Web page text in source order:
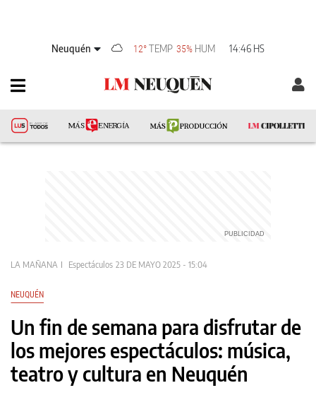
Neuquén 12°TEMP 35% HUM 14:46 HS
LA MAÑANA Espectáculos 23 DE MAYO 2025 - 15:04
NEUQUÉN
Un fin de semana para disfrutar de
los mejores espectáculos: música,
teatro y cultura en Neuquén